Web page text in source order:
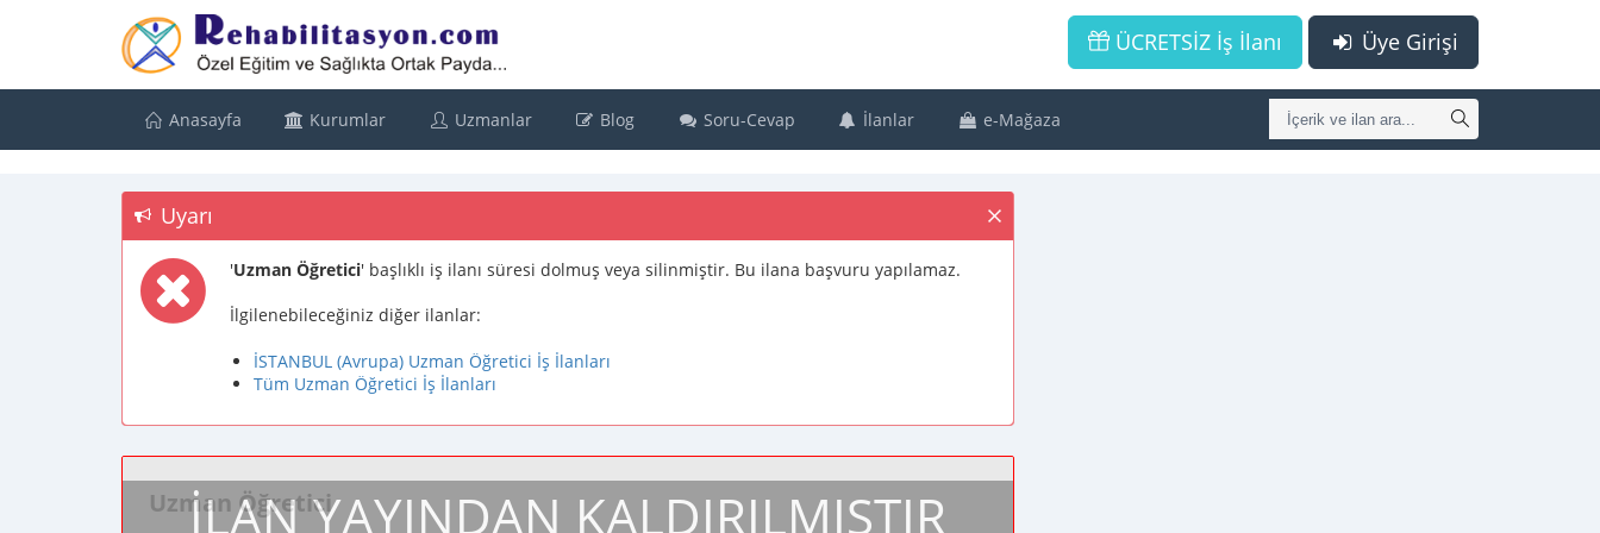
Üye Girişi
ÜCRETSİZ İş İlanı
Anasayfa Kurumlar Uzmanlar Blog Soru-Cevap İlanlar e-Mağaza
Uyarı
'Uzman Öğretici' başlıklı iş ilanı süresi dolmuş veya silinmiştir. Bu ilana başvuru yapılamaz.
İlgilenebileceğiniz diğer ilanlar:
İSTANBUL (Avrupa) Uzman Öğretici İş İlanları
Tüm Uzman Öğretici İş İlanları
İLAN YAYINDAN KALDIRILMIŞTIR
Uzman Öğretici